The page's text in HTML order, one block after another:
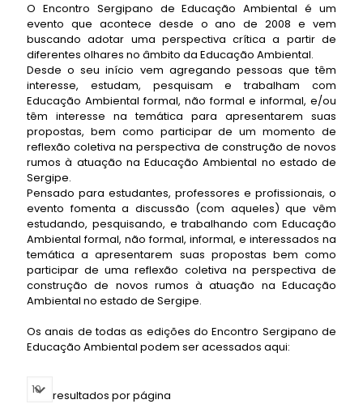
O Encontro Sergipano de Educação Ambiental é um
evento que acontece desde o ano de 2008 e vem
buscando adotar uma perspectiva crítica a partir de
diferentes olhares no âmbito da Educação Ambiental.
Desde o seu início vem agregando pessoas que têm
interesse, estudam, pesquisam e trabalham com
Educação Ambiental formal, não formal e informal, e/ou
têm interesse na temática para apresentarem suas
propostas, bem como participar de um momento de
reflexão coletiva na perspectiva de construção de novos
rumos à atuação na Educação Ambiental no estado de
Sergipe.
Pensado para estudantes, professores e profissionais, o
evento fomenta a discussão (com aqueles) que vêm
estudando, pesquisando, e trabalhando com Educação
Ambiental formal, não formal, informal, e interessados na
temática a apresentarem suas propostas bem como
participar de uma reflexão coletiva na perspectiva de
construção de novos rumos à atuação na Educação
Ambiental no estado de Sergipe.
Os anais de todas as edições do Encontro Sergipano de
Educação Ambiental podem ser acessados aqui:
resultados por página